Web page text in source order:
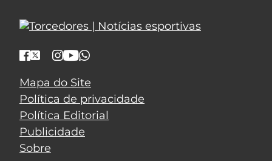
Mapa do Site
Política de privacidade
Política Editorial
Publicidade
Sobre